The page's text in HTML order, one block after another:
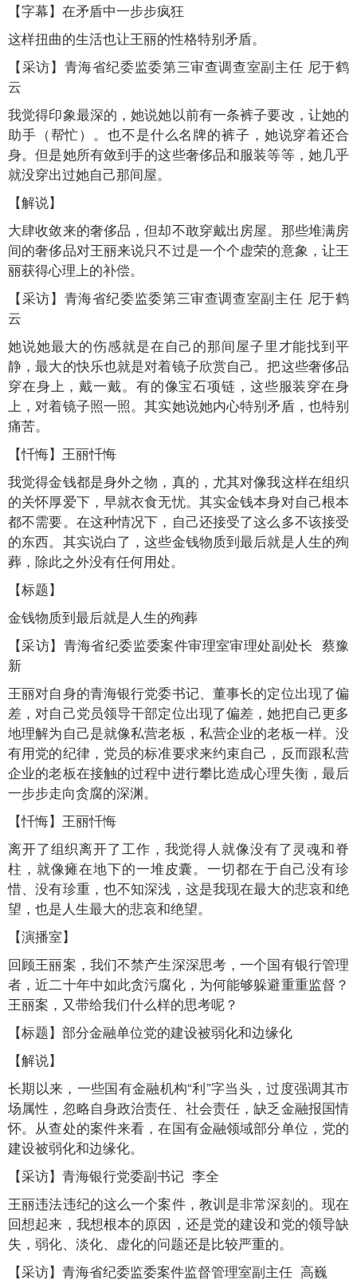
【字幕】在矛盾中一步步疯狂
这样扭曲的生活也让王丽的性格特别矛盾。
【采访】青海省纪委监委第三审查调查室副主任 尼于鹤
云
我觉得印象最深的，她说她以前有一条裤子要改，让她的
助手（帮忙）。也不是什么名牌的裤子，她说穿着还合
身。但是她所有敛到手的这些奢侈品和服装等等，她几乎
就没穿出过她自己那间屋。
【解说】
大肆收敛来的奢侈品，但却不敢穿戴出房屋。那些堆满房
间的奢侈品对王丽来说只不过是一个个虚荣的意象，让王
丽获得心理上的补偿。
【采访】青海省纪委监委第三审查调查室副主任 尼于鹤
云
她说她最大的伤感就是在自己的那间屋子里才能找到平
静，最大的快乐也就是对着镜子欣赏自己。把这些奢侈品
穿在身上，戴一戴。有的像宝石项链，这些服装穿在身
上，对着镜子照一照。其实她说她内心特别矛盾，也特别
痛苦。
【忏悔】王丽忏悔
我觉得金钱都是身外之物，真的，尤其对像我这样在组织
的关怀厚爱下，早就衣食无忧。其实金钱本身对自己根本
都不需要。在这种情况下，自己还接受了这么多不该接受
的东西。其实说白了，这些金钱物质到最后就是人生的殉
葬，除此之外没有任何用处。
【标题】
金钱物质到最后就是人生的殉葬
【采访】青海省纪委监委案件审理室审理处副处长 蔡豫
新
王丽对自身的青海银行党委书记、董事长的定位出现了偏
差，对自己党员领导干部定位出现了偏差，她把自己更多
地理解为自己是就像私营老板，私营企业的老板一样。没
有用党的纪律，党员的标准要求来约束自己，反而跟私营
企业的老板在接触的过程中进行攀比造成心理失衡，最后
一步步走向贪腐的深渊。
【忏悔】王丽忏悔
离开了组织离开了工作，我觉得人就像没有了灵魂和脊
柱，就像瘫在地下的一堆皮囊。一切都在于自己没有珍
惜、没有珍重，也不知深浅，这是我现在最大的悲哀和绝
望，也是人生最大的悲哀和绝望。
【演播室】
回顾王丽案，我们不禁产生深深思考，一个国有银行管理
者，近二十年中如此贪污腐化，为何能够躲避重重监督？
王丽案，又带给我们什么样的思考呢？
【标题】部分金融单位党的建设被弱化和边缘化
【解说】
长期以来，一些国有金融机构“利”字当头，过度强调其市
场属性，忽略自身政治责任、社会责任，缺乏金融报国情
怀。从查处的案件来看，在国有金融领域部分单位，党的
建设被弱化和边缘化。
【采访】青海银行党委副书记 李全
王丽违法违纪的这么一个案件，教训是非常深刻的。现在
回想起来，我想根本的原因，还是党的建设和党的领导缺
失，弱化、淡化、虚化的问题还是比较严重的。
【采访】青海省纪委监委案件监督管理室副主任 高巍